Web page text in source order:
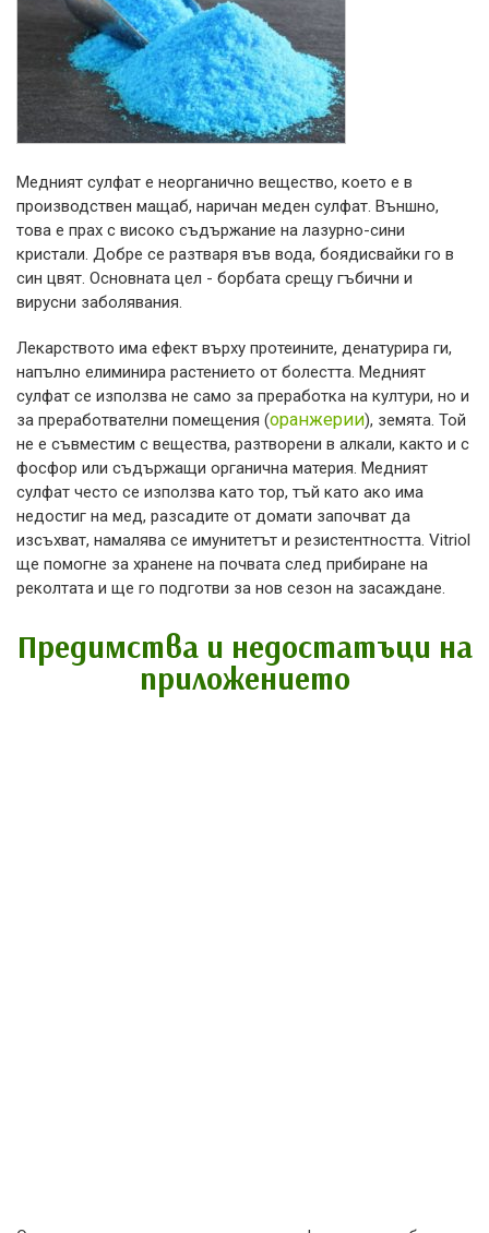
Медният сулфат е неорганично вещество, което е в
производствен мащаб, наричан меден сулфат. Външно,
това е прах с високо съдържание на лазурно-сини
кристали. Добре се разтваря във вода, боядисвайки го в
син цвят. Основната цел - борбата срещу гъбични и
вирусни заболявания.
Лекарството има ефект върху протеините, денатурира ги,
напълно елиминира растението от болестта. Медният
сулфат се използва не само за преработка на култури, но и
за преработвателни помещения (оранжерии), земята. Той
не е съвместим с вещества, разтворени в алкали, както и с
фосфор или съдържащи органична материя. Медният
сулфат често се използва като тор, тъй като ако има
недостиг на мед, разсадите от домати започват да
изсъхват, намалява се имунитетът и резистентността. Vitriol
ще помогне за хранене на почвата след прибиране на
реколтата и ще го подготви за нов сезон на засаждане.
Предимства и недостатъци на
приложението